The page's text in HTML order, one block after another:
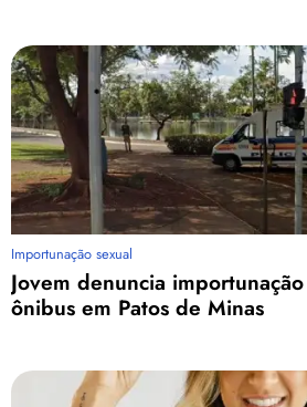
Importunação sexual
Jovem denuncia
ônibus em Patos de Minas